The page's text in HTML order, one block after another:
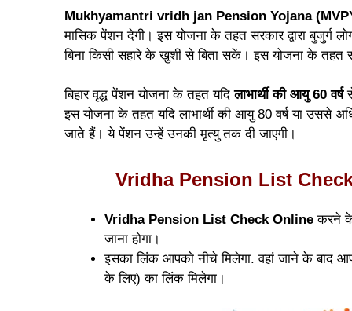
Mukhyamantri vridh jan Pension Yojana
मासिक पेंशन देगी। इस योजना के तहत सरकार द्वारा बुजुर्ग
बिना किसी सहारे के खुशी से बिता सकें। इस योजना के तहत
बिहार वृद्ध पेंशन योजना के तहत यदिलाभार्थी की आयु 60 वर्ष
इस योजना के तहत यदि लाभार्थी की आयु 80 वर्ष या उससे
जाते हैं। ये पेंशन उन्हें उनकी मृत्यु तक दी जाएगी।
Vridha Pension List
Vridha Pension List Check Online करने
जाना होगा।
इसका लिंक आपको नीचे मिलेगा. वहां जाने के बाद
के लिए) का लिंक मिलेगा।